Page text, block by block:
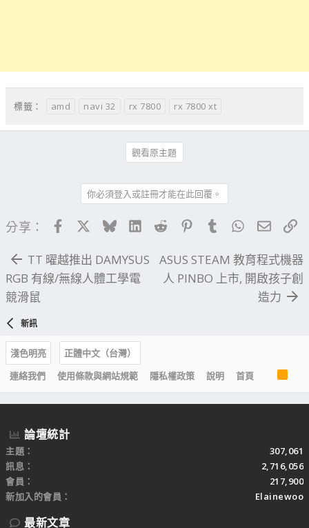
標籤： amd navi 32 rx 7800 rx 7800 xt
觀看原主題
你必須登入或註冊才能在此回覆。
分享： FacebookBlueskyLinkedIn
Reddit PinterestTumblrWhatsApp
電子
TT 曜越推出 DAMYSUS
RGB 有線/無線人體工學電
競滑鼠
ASUS STEAM 教育程式機器
人 PINBO 上市, 開啟孩子創
造力
新訊
淺色明亮
正體中文（台灣）
連絡我們
使用條款與網站規範 隱私權政策 說明 首頁
R
S
S
論壇統計
主題
307,061
訊息
2,716,056
會員
217,900
新加入的會員
Elainewoo
最新文章